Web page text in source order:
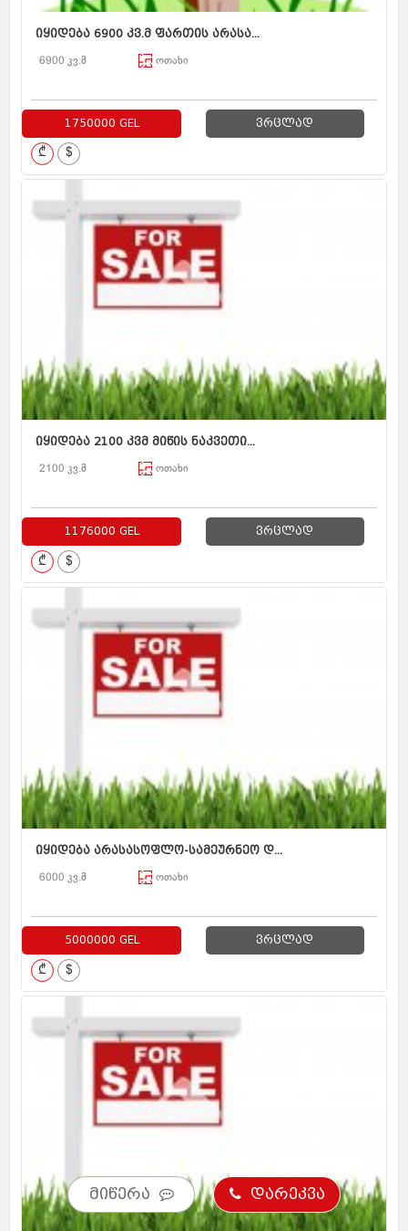
იყიდება 6900 კვ.მ ფართის არასა...
6900 კვ.მ ოთახი
1750000 GEL ვრცლად
₾ $
იყიდება 2100 კვმ მიწის ნაკვეთი...
2100 კვ.მ ოთახი
1176000 GEL ვრცლად
₾ $
იყიდება არასასოფლო-სამეურნეო დ...
6000 კვ.მ ოთახი
5000000 GEL ვრცლად
₾ $
მიწერა დარეკვა